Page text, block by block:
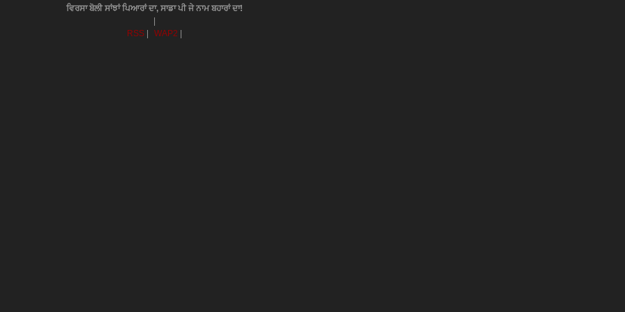
ਵਿਰਸਾ ਬੋਲੀ ਸਾਂਝਾਂ ਪਿਆਰਾਂ ਦਾ, ਸਾਡਾ ਪੀ ਜੇ ਨਾਮ ਬਹਾਰਾਂ ਦਾ!
RSS
WAP2